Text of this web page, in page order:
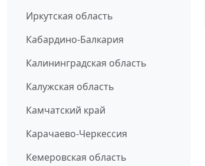
Иркутская область
Кабардино-Балкария
Калининградская область
Калужская область
Камчатский край
Карачаево-Черкессия
Кемеровская область